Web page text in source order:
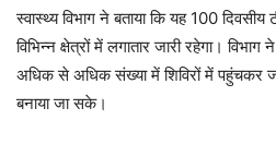
स्वास्थ्य विभाग ने बताया कि यह 100
विभिन्न क्षेत्रों में लगातार जारी रहेगा।
अधिक से अधिक संख्या में शिविरों में पहुंचकर
बनाया जा सके।